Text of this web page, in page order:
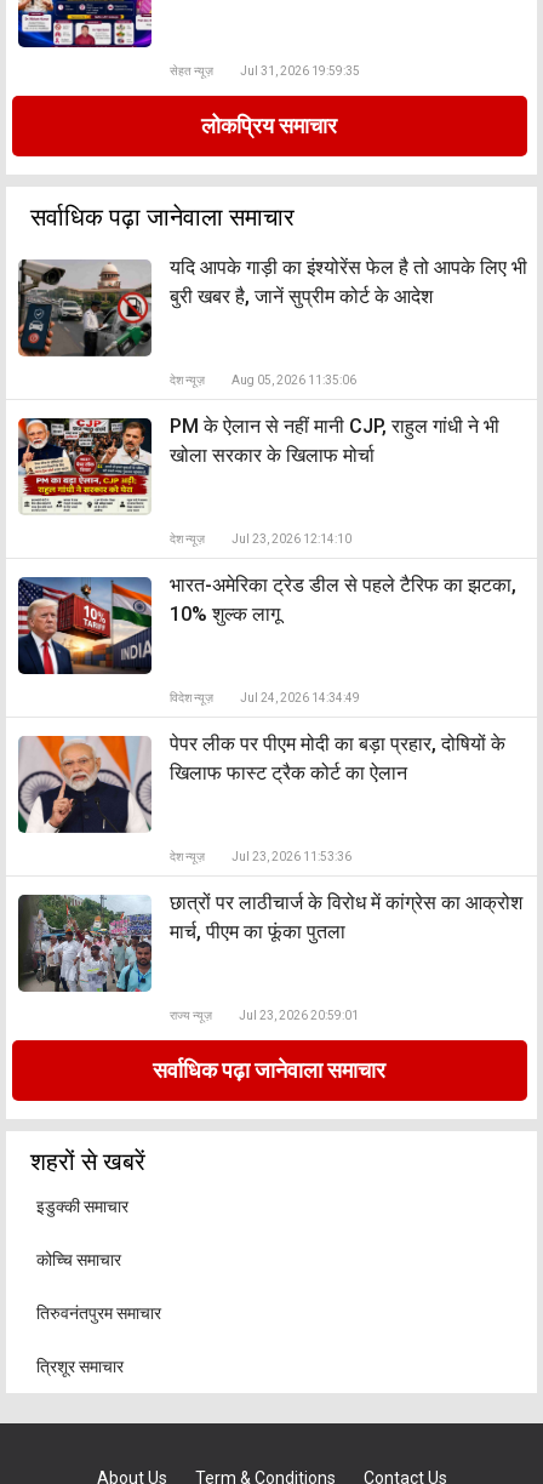
सेहत न्यूज़ Jul 31, 2026 19:59:35
लोकप्रिय समाचार
सर्वाधिक पढ़ा जानेवाला समाचार
यदि आपके गाड़ी का इंश्योरेंस फेल है तो आपके लिए भी
बुरी खबर है, जानें सुप्रीम कोर्ट के आदेश
देश न्यूज़ Aug 05, 2026 11:35:06
PM के ऐलान से नहीं मानी CJP, राहुल गांधी ने भी
खोला सरकार के खिलाफ मोर्चा
देश न्यूज़ Jul 23, 2026 12:14:10
भारत-अमेरिका ट्रेड डील से पहले टैरिफ का झटका,
10% शुल्क लागू
विदेश न्यूज़ Jul 24, 2026 14:34:49
पेपर लीक पर पीएम मोदी का बड़ा प्रहार, दोषियों के
खिलाफ फास्ट ट्रैक कोर्ट का ऐलान
देश न्यूज़ Jul 23, 2026 11:53:36
छात्रों पर लाठीचार्ज के विरोध में कांग्रेस का आक्रोश
मार्च, पीएम का फूंका पुतला
राज्य न्यूज़ Jul 23, 2026 20:59:01
सर्वाधिक पढ़ा जानेवाला समाचार
शहरों से खबरें
इडुक्की समाचार
कोच्चि समाचार
तिरुवनंतपुरम समाचार
त्रिशूर समाचार
About Us Term & Conditions Contact Us